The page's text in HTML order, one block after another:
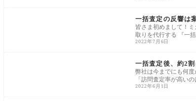
一括査定の反響は
皆さま初めまして！
取りを代行する 『一
2022年7月6日
一括査定後、約2
弊社は今までにも何
「訪問査定率が高い
2022年6月1日